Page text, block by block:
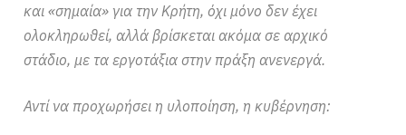
και «σημαία» για την Κρήτη, όχι μόνο δεν έχει
ολοκληρωθεί, αλλά βρίσκεται ακόμα σε αρχικό
στάδιο, με τα εργοτάξια στην πράξη ανενεργά.
Αντί να προχωρήσει η υλοποίηση, η κυβέρνηση: